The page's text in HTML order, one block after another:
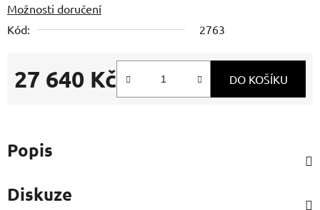
Možnosti doručení
Kód:
2763
27 640 Kč DO KOŠÍKU
Popis
Diskuze